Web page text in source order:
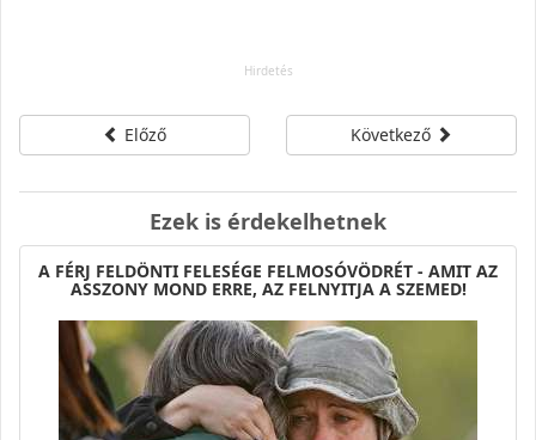
Előző Következő
Ezek is érdekelhetnek
A FÉRJ FELDÖNTI FELESÉGE FELMOSÓVÖDRÉT - AMIT AZ
ASSZONY MOND ERRE, AZ FELNYITJA A SZEMED!